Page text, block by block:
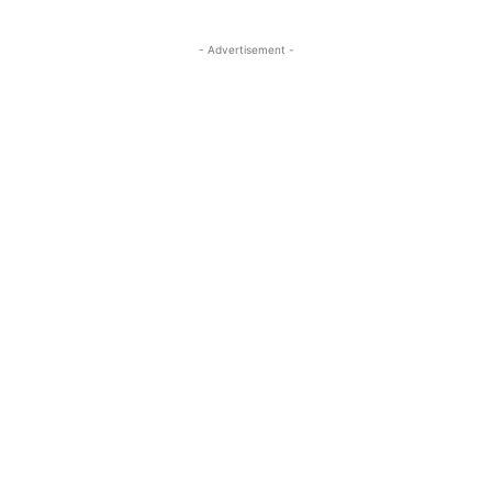
- Advertisement -